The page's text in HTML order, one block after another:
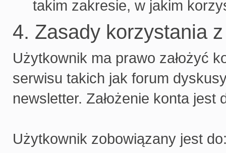
takim zakresie, w jakim
4. Zasady korzystania
Użytkownik ma prawo założyć
serwisu takich jak forum
newsletter. Założenie konta jest
Użytkownik zobowiązany jest